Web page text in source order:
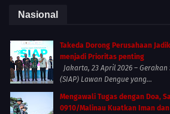
Nasional
Takeda Dorong Perusahaan
menjadi Prioritas penting
Jakarta, 23 April 2026 –
(SIAP) Lawan Dengue yang...
Mengawali Tugas dengan Doa,
0910/Malinau Kuatkan Iman